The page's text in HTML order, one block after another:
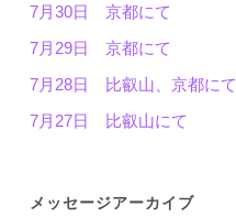
7月30日 京都にて
7月29日 京都にて
7月28日 比叡山、京都にて
7月27日 比叡山にて
メッセージアーカイブ